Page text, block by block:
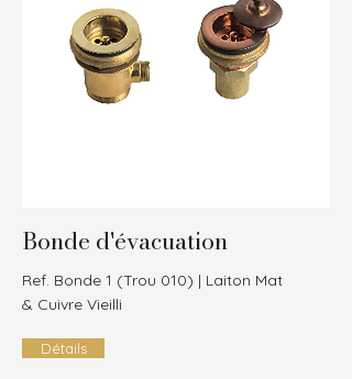
Bonde d'évacuation
Ref. Bonde 1 (Trou 010) | Laiton Mat
& Cuivre Vieilli
Détails